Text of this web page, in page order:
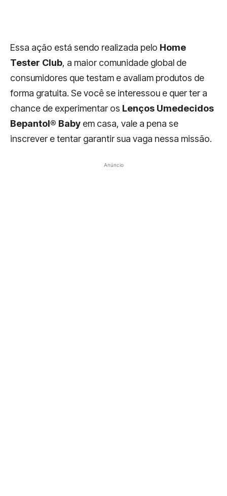
Essa ação está sendo realizada pelo Home
Tester Club, a maior comunidade global de
consumidores que testam e avaliam produtos de
forma gratuita. Se você se interessou e quer ter a
chance de experimentar os Lenços Umedecidos
Bepantol® Baby em casa, vale a pena se
inscrever e tentar garantir sua vaga nessa missão.
Anúncio